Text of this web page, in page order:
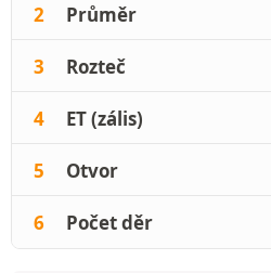
2 Průměr
3 Rozteč
4 ET (zális)
5 Otvor
6 Počet děr